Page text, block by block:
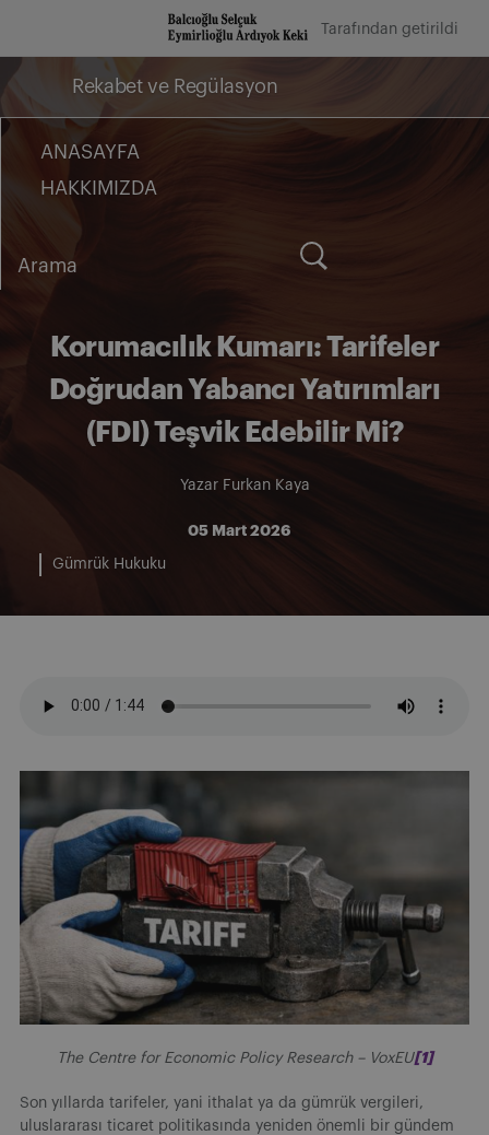
geç
Tarafından getirildi
Rekabet ve Regülasyon
ANASAYFA
HAKKIMIZDA
for:
Korumacılık Kumarı: Tarifeler
Doğrudan Yabancı Yatırımları
(FDI) Teşvik Edebilir Mi?
Yazar Furkan Kaya
05 Mart 2026
Gümrük Hukuku
The Centre for Economic Policy Research – VoxEU[1]
Son yıllarda tarifeler, yani ithalat ya da gümrük vergileri,
uluslararası ticaret politikasında yeniden önemli bir gündem